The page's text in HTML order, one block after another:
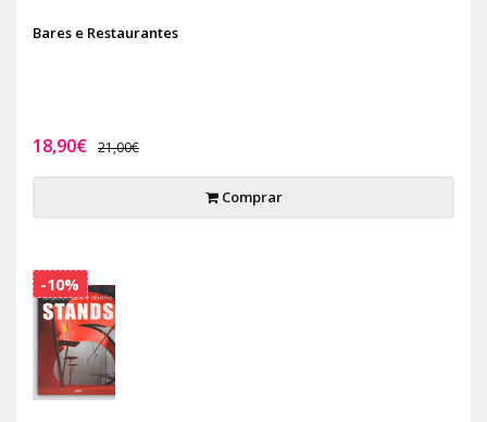
Bares e Restaurantes
18,90€ 21,00€
Comprar
-10%